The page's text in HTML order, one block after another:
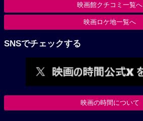
映画館クチコミ一覧へ
映画ロケ地一覧へ
SNSでチェックする
映画の時間について